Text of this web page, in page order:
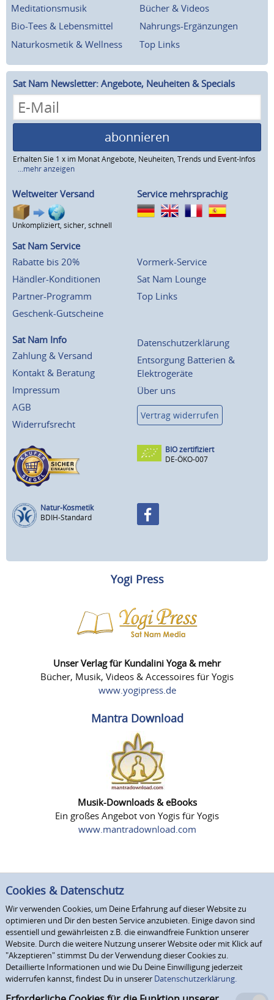
Meditationsmusik
Bücher & Videos
Bio-Tees & Lebensmittel
Nahrungs-Ergänzungen
Naturkosmetik & Wellness
Top Links
Sat Nam Newsletter: Angebote, Neuheiten & Specials
abonnieren
Erhalten Sie 1 x im Monat Angebote, Neuheiten, Trends und Event-Infos
...mehr anzeigen
Weltweiter Versand
Unkompliziert, sicher, schnell
Service mehrsprachig
Sat Nam Service
Rabatte bis 20%
Händler-Konditionen
Partner-Programm
Geschenk-Gutscheine
Vormerk-Service
Sat Nam Lounge
Top Links
Sat Nam Info
Zahlung & Versand
Kontakt & Beratung
Impressum
AGB
Widerrufsrecht
Datenschutzerklärung
Entsorgung Batterien &
Elektrogeräte
Über uns
Vertrag widerrufen
BIO zertifiziert
DE-ÖKO-007
Natur-Kosmetik
BDIH-Standard
Yogi Press
Unser Verlag für Kundalini Yoga & mehr
Bücher, Musik, Videos & Accessoires für Yogis
www.yogipress.de
Mantra Download
Musik-Downloads & eBooks
Ein großes Angebot von Yogis für Yogis
www.mantradownload.com
Cookies & Datenschutz
Wir verwenden Cookies, um Deine Erfahrung auf dieser Website zu
optimieren und Dir den besten Service anzubieten. Einige davon sind
essentiell und gewährleisten z.B. die einwandfreie Funktion unserer
Website. Durch die weitere Nutzung unserer Website oder mit Klick auf
"Akzeptieren" stimmst Du der Verwendung dieser Cookies zu.
Detaillierte Informationen und wie Du Deine Einwilligung jederzeit
widerrufen kannst, findest Du in unserer Datenschutzerklärung.